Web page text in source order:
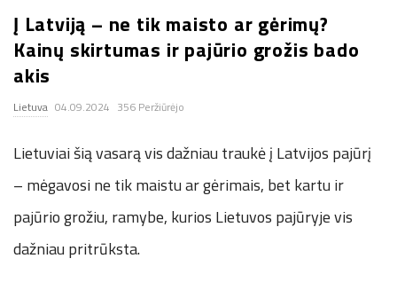
.
c
o
.
u
k
Į Latviją – ne tik maisto ar gėrimų?
Kainų skirtumas ir pajūrio grožis bado
akis
Lietuva 04.09.2024 356 Peržiūrėjo
Lietuviai šią vasarą vis dažniau traukė į Latvijos pajūrį
– mėgavosi ne tik maistu ar gėrimais, bet kartu ir
pajūrio grožiu, ramybe, kurios Lietuvos pajūryje vis
dažniau pritrūksta.